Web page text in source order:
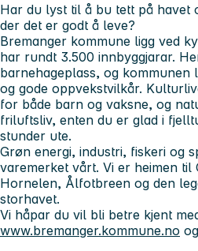
Har du lyst til å bu tett på havet
der det er godt å leve?
Bremanger kommune ligg ved
har rundt 3.500 innbyggjarar.
barnehageplass, og kommunen
og gode oppvekstvilkår.
for både barn og vaksne, og
friluftsliv, enten du er glad i
stunder ute.
Grøn energi, industri, fiskeri og
varemerket vårt. Vi er heimen
Hornelen, Ålfotbreen og den
storhavet.
Vi håpar du vil bli betre kjent
www.bremanger.kommune.no og